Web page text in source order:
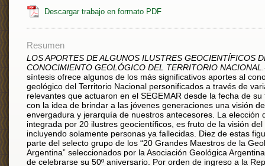
Descargar trabajo en formato PDF
Resumen
LOS APORTES DE ALGUNOS ILUSTRES GEOCIENTÍFICOS
CONOCIMIENTO GEOLÓGICO DEL TERRITORIO NACIONAL.
síntesis ofrece algunos de los más significativos aportes al
geológico del Territorio Nacional personificados a través de
relevantes que actuaron en el SEGEMAR desde la fecha de su
con la idea de brindar a las jóvenes generaciones una visión
envergadura y jerarquía de nuestros antecesores. La elección
integrada por 20 ilustres geocientíficos, es fruto de la visión del
incluyendo solamente personas ya fallecidas. Diez de estas
parte del selecto grupo de los “20 Grandes Maestros de la
Argentina” seleccionados por la Asociación Geológica
de celebrarse su 50º aniversario. Por orden de ingreso a la